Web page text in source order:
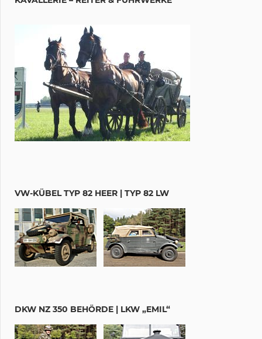
VW-KÜBEL TYP 82 HEER | TYP 82 LW
DKW NZ 350 BEHÖRDE | LKW „EMIL“